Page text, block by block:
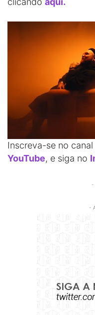
Inscreva-se no canal
YouTube, e siga no
-
-